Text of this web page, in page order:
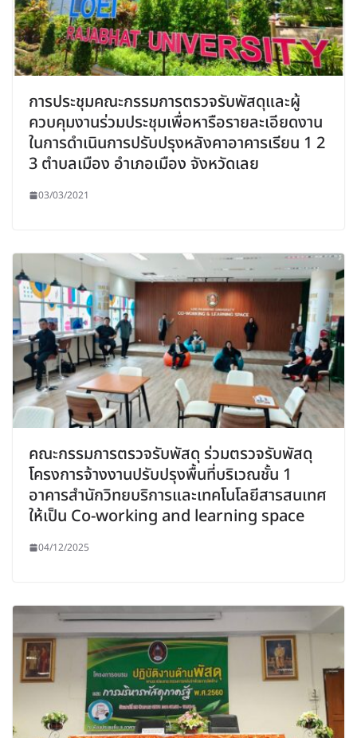
การประชุมคณะกรรมการตรวจรับพัสดุและผู้
ควบคุมงานร่วมประชุมเพื่อหารือรายละเอียดงาน
ในการดำเนินการปรับปรุงหลังคาอาคารเรียน 1 2
3 ตำบลเมือง อำเภอเมือง จังหวัดเลย
03/03/2021
คณะกรรมการตรวจรับพัสดุ ร่วมตรวจรับพัสดุ
โครงการจ้างงานปรับปรุงพื้นที่บริเวณชั้น 1
อาคารสำนักวิทยบริการและเทคโนโลยีสารสนเทศ
ให้เป็น Co-working and learning space
04/12/2025